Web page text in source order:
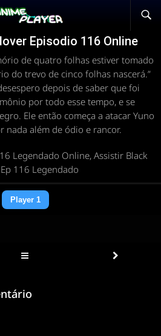
Episodio 116 Online
de quatro folhas estiver tomado
do trevo de cinco folhas nascerá.”
depois de saber que foi
por todo esse tempo, e se
Ele então começa a atacar Yuno
nada além de ódio e rancor.
Legendado Online, Assistir Black
116 Legendado
Player 1
▶
assistir